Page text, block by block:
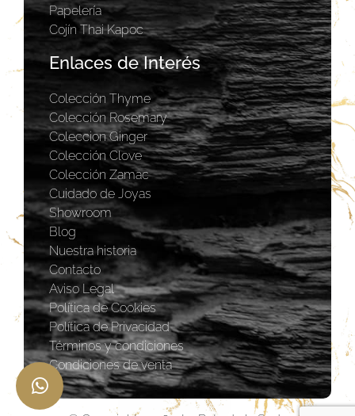
Papelería
Cojín Thai Kapoc
Enlaces de Interés
Colección Thyme
Colección Rosemary
Coleccion Ginger
Colección Clove
Colección Zamac
Cuidado de Joyas
Showroom
Blog
Nuestra historia
Contacto
Aviso Legal
Política de Cookies
Política de Privacidad
Términos y condiciones
Condiciones de venta